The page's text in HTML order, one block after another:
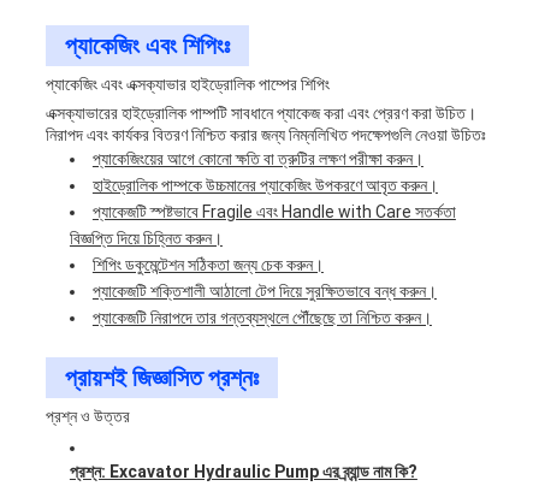
প্যাকেজিং এবং শিপিংঃ
প্যাকেজিং এবং এক্সক্যাভার হাইড্রোলিক পাম্পের শিপিং
এক্সক্যাভারের হাইড্রোলিক পাম্পটি সাবধানে প্যাকেজ করা এবং প্রেরণ করা উচিত।
নিরাপদ এবং কার্যকর বিতরণ নিশ্চিত করার জন্য নিম্নলিখিত পদক্ষেপগুলি নেওয়া উচিতঃ
প্যাকেজিংয়ের আগে কোনো ক্ষতি বা ত্রুটির লক্ষণ পরীক্ষা করুন।
হাইড্রোলিক পাম্পকে উচ্চমানের প্যাকেজিং উপকরণে আবৃত করুন।
প্যাকেজটি স্পষ্টভাবে Fragile এবং Handle with Care সতর্কতা
বিজ্ঞপ্তি দিয়ে চিহ্নিত করুন।
শিপিং ডকুমেন্টেশন সঠিকতা জন্য চেক করুন।
প্যাকেজটি শক্তিশালী আঠালো টেপ দিয়ে সুরক্ষিতভাবে বন্ধ করুন।
প্যাকেজটি নিরাপদে তার গন্তব্যস্থলে পৌঁছেছে তা নিশ্চিত করুন।
প্রায়শই জিজ্ঞাসিত প্রশ্নঃ
প্রশ্ন ও উত্তর
প্রশ্ন: Excavator Hydraulic Pump এর ব্র্যান্ড নাম কি?